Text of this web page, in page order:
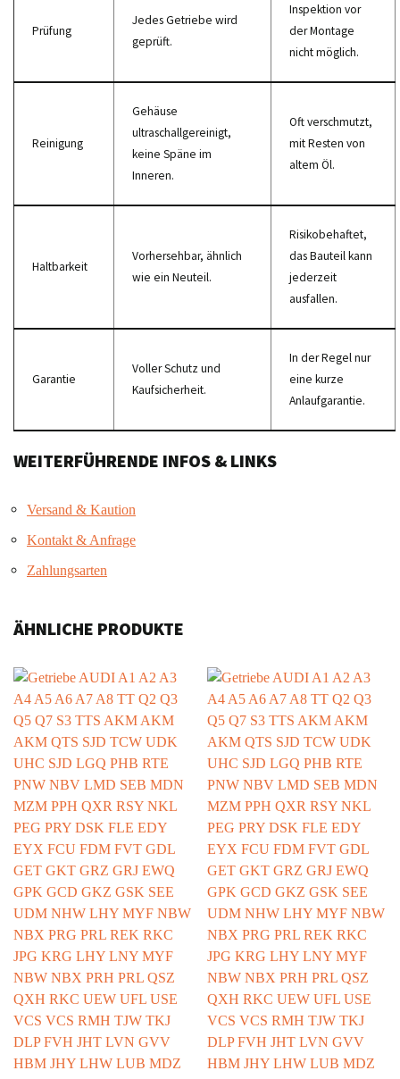
Prüfung
Jedes Getriebe wird
geprüft.
Inspektion vor
der Montage
nicht möglich.
Reinigung
Gehäuse
ultraschallgereinigt,
keine Späne im
Inneren.
Oft verschmutzt,
mit Resten von
altem Öl.
Haltbarkeit
Vorhersehbar, ähnlich
wie ein Neuteil.
Risikobehaftet,
das Bauteil kann
jederzeit
ausfallen.
Garantie
Voller Schutz und
Kaufsicherheit.
In der Regel nur
eine kurze
Anlaufgarantie.
WEITERFÜHRENDE INFOS & LINKS
Versand & Kaution
Kontakt & Anfrage
Zahlungsarten
ÄHNLICHE PRODUKTE